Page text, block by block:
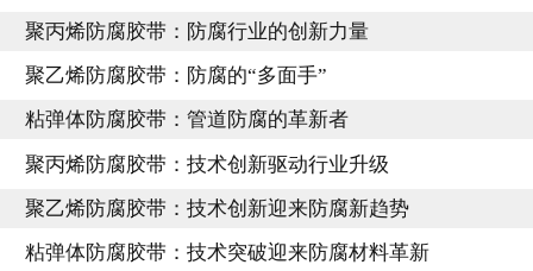
聚丙烯防腐胶带：防腐行业的创新力量
聚乙烯防腐胶带：防腐的“多面手”
粘弹体防腐胶带：管道防腐的革新者
聚丙烯防腐胶带：技术创新驱动行业升级
聚乙烯防腐胶带：技术创新迎来防腐新趋势
粘弹体防腐胶带：技术突破迎来防腐材料革新